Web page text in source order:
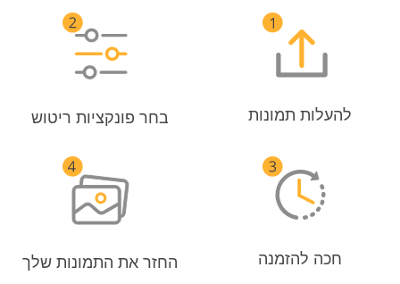
להעלות תמונות בחר פונקציות ריטוש
חכה להזמנה החזר את התמונות שלך